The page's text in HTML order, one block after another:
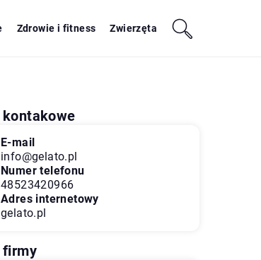
Zdrowie i fitness Zwierzęta
kontakowe
E-mail
info@gelato.pl
Numer telefonu
48523420966
Adres internetowy
gelato.pl
firmy